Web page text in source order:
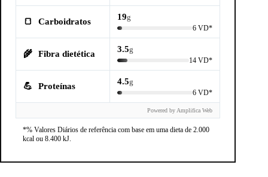
🍞 Carboidratos 19g
6 VD*
🌾 Fibra dietética 3.5g
14 VD*
💪 Proteínas 4.5g
6 VD*
Powered by Amplifica Web
*% Valores Diários de referência com base em uma dieta de 2.000
kcal ou 8.400 kJ.